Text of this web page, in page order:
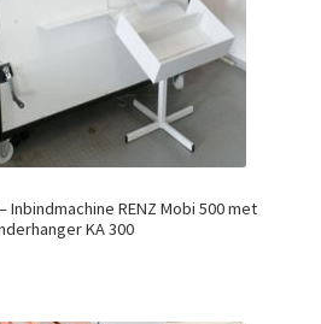
Inbindmachine RENZ Mobi 500 met
KA 300